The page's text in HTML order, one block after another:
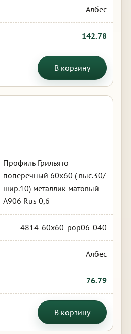
Албес
142.78
В корзину
Профиль Грильято
поперечный 60х60 ( выс.30/
шир.10) металлик матовый
А906 Rus 0,6
4814-60x60-pop06-040
Албес
76.79
В корзину